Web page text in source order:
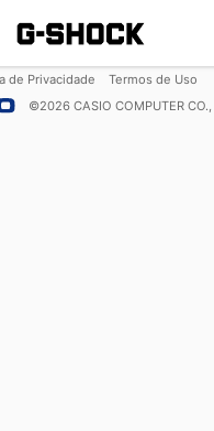
de Privacidade
Termos de Uso
©2026 CASIO COMPUTER CO.,